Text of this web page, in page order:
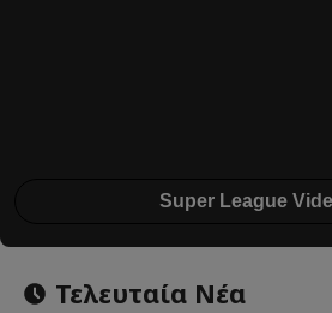
Super League
Τελευταία Νέα